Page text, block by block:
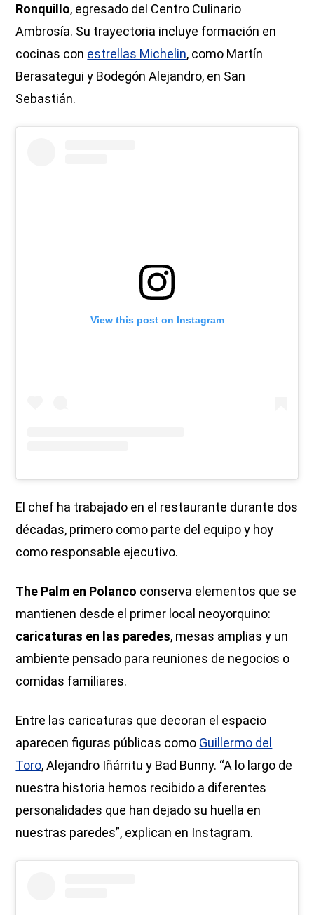
Ronquillo, egresado del Centro Culinario
Ambrosía. Su trayectoria incluye formación en
cocinas con estrellas Michelin, como Martín
Berasategui y Bodegón Alejandro, en San
Sebastián.
View this post on Instagram
El chef ha trabajado en el restaurante durante dos
décadas, primero como parte del equipo y hoy
como responsable ejecutivo.
The Palm en Polanco conserva elementos que se
mantienen desde el primer local neoyorquino:
caricaturas en las paredes, mesas amplias y un
ambiente pensado para reuniones de negocios o
comidas familiares.
Entre las caricaturas que decoran el espacio
aparecen figuras públicas como Guillermo del
Toro, Alejandro Iñárritu y Bad Bunny. “A lo largo de
nuestra historia hemos recibido a diferentes
personalidades que han dejado su huella en
nuestras paredes”, explican en Instagram.